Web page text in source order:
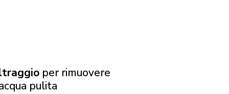
per rimuovere
pulita